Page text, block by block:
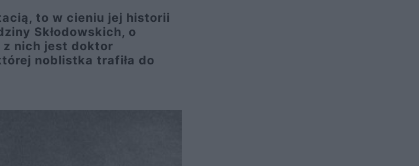
to w cieniu jej historii
Skłodowskich, o
z nich jest doktor
noblistka trafiła do